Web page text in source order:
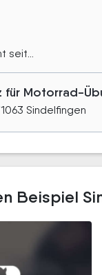
seit...
Motorrad-
Sindelfingen
Beispiel